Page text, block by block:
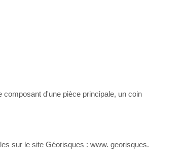
d'une pièce principale, un coin
sur le site Géorisques : www. georisques.